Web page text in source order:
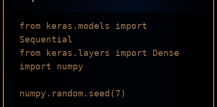
from keras.models import
Sequential
from keras.layers import Dense
import numpy